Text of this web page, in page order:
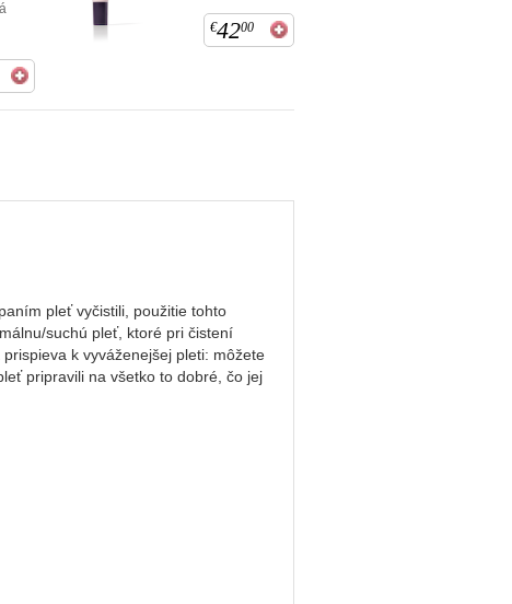
€4200
pleť vyčistili, použitie tohto
suchú pleť, ktoré pri čistení
k vyváženejšej pleti: môžete
pripravili na všetko to dobré, čo jej